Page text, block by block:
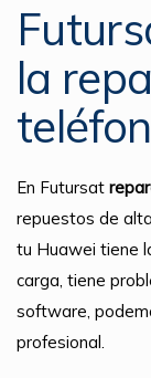
la
En Futursat
repuestos de
tu Huawei tiene
carga, tiene
software,
profesional.